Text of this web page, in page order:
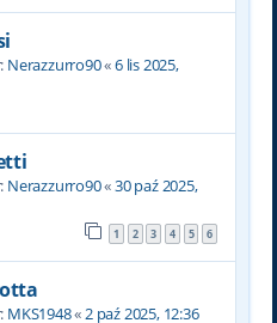
Nerazzurro90«6 lis 2025,
Nerazzurro90«30 paź 2025,
1 2 3 4 5 6
MKS1948«2 paź 2025, 12:36